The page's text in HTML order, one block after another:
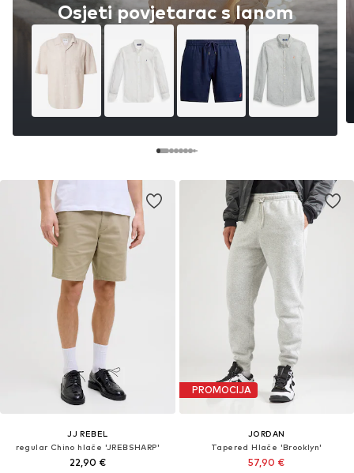
Osjeti povjetarac s lanom
JJ REBEL
regular Chino hlače 'JREBSHARP'
22,90 €
PROMOCIJA
JORDAN
Tapered Hlače 'Brooklyn'
57,90 €